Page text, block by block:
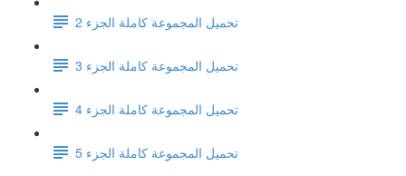
تحميل المجموعة كاملة الجزء 2
تحميل المجموعة كاملة الجزء 3
تحميل المجموعة كاملة الجزء 4
تحميل المجموعة كاملة الجزء 5